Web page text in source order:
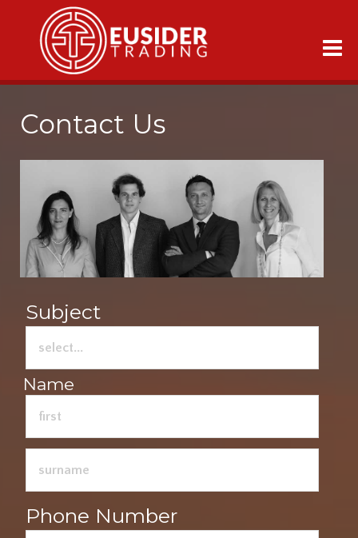
Contact Us
Subject
Name
Phone Number